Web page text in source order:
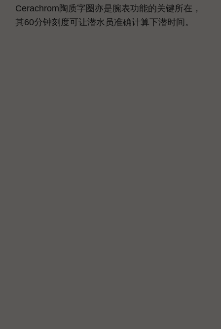
Cerachrom陶质字圈亦是腕表功能的关键所在，
其60分钟刻度可让潜水员准确计算下潜时间。